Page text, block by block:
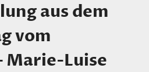
aus dem
vom
Marie-Luise